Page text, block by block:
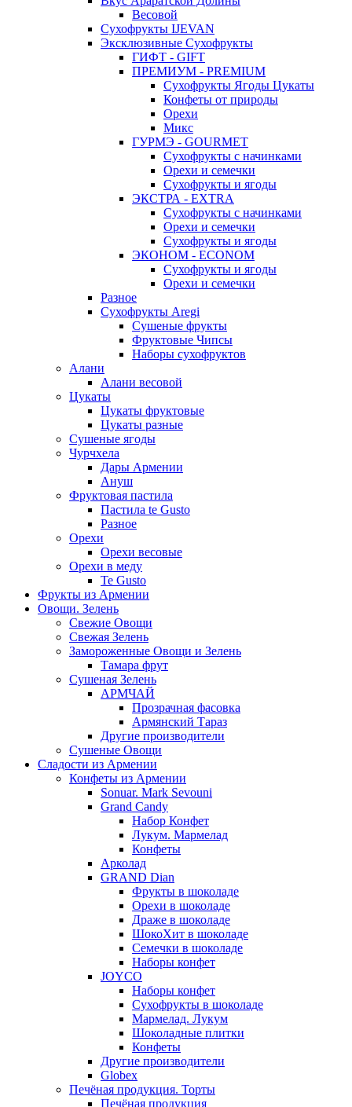
Весовой
Сухофрукты IJEVAN
Эксклюзивные Сухофрукты
ГИФТ - GIFT
ПРЕМИУМ - PREMIUM
Сухофрукты Ягоды Цукаты
Конфеты от природы
Орехи
Микс
ГУРМЭ - GOURMET
Сухофрукты с начинками
Орехи и семечки
Сухофрукты и ягоды
ЭКСТРА - EXTRA
Сухофрукты с начинками
Орехи и семечки
Сухофрукты и ягоды
ЭКОНОМ - ECONOM
Сухофрукты и ягоды
Орехи и семечки
Разное
Сухофрукты Aregi
Сушеные фрукты
Фруктовые Чипсы
Наборы сухофруктов
Алани
Алани весовой
Цукаты
Цукаты фруктовые
Цукаты разные
Сушеные ягоды
Чурчхела
Дары Армении
Ануш
Фруктовая пастила
Пастила te Gusto
Разное
Орехи
Орехи весовые
Орехи в меду
Te Gusto
Фрукты из Армении
Овощи. Зелень
Свежие Овощи
Свежая Зелень
Замороженные Овощи и Зелень
Тамара фрут
Сушеная Зелень
АРМЧАЙ
Прозрачная фасовка
Армянский Тараз
Другие производители
Сушеные Овощи
Сладости из Армении
Конфеты из Армении
Sonuar. Mark Sevouni
Grand Candy
Набор Конфет
Лукум. Мармелад
Конфеты
Арколад
GRAND Dian
Фрукты в шоколаде
Орехи в шоколаде
Драже в шоколаде
ШокоХит в шоколаде
Семечки в шоколаде
Наборы конфет
JOYCO
Наборы конфет
Сухофрукты в шоколаде
Мармелад. Лукум
Шоколадные плитки
Конфеты
Другие производители
Globex
Печёная продукция. Торты
Печёная продукция